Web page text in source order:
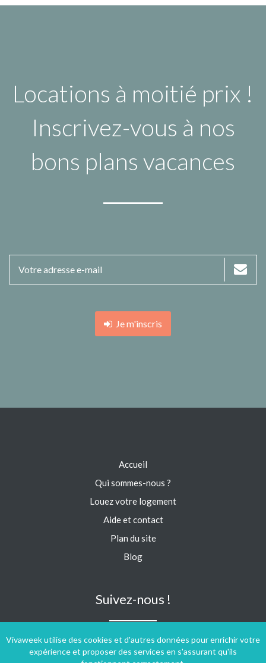
Locations à moitié prix !
Inscrivez-vous à nos
bons plans vacances
Je m'inscris
Vivaweek utilise des cookies et d'autres données pour enrichir votre
expérience et proposer des services en s'assurant qu'ils
Accueil
Qui sommes-nous ?
Louez votre logement
Aide et contact
Plan du site
Blog
Suivez-nous !